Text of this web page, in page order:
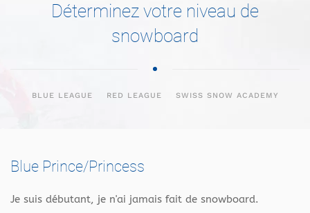
Déterminez votre niveau de
snowboard
BLUE LEAGUE RED LEAGUE SWISS SNOW ACADEMY
Blue Prince/Princess
Je suis débutant, je n'ai jamais fait de snowboard.